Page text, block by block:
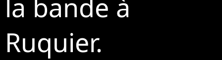
la bande à
Ruquier.